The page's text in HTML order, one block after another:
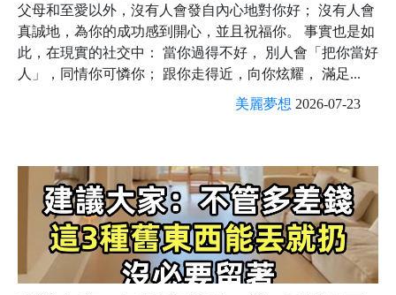
父母和至愛以外，沒有人會發自內心地對你好； 沒有人會
真誠地，為你的成功感到開心，並且祝福你。 事實也是如
此，在現實的社交中： 當你過得不好， 別人會「把你當好
人」，同情你可憐你； 跟你走得近，向你炫耀， 滿足...
美麗夢想 2026-07-23